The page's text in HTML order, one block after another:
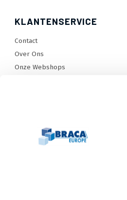
KLANTENSERVICE
Contact
Over Ons
Onze Webshops
Betaalmethoden en voorwaarden
Privacy policy